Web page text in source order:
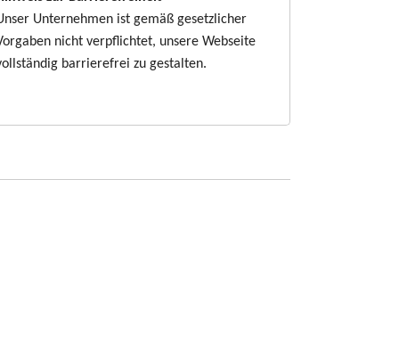
Unternehmen ist gemäß gesetzlicher
nicht verpflichtet, unsere Webseite
barrierefrei zu gestalten.